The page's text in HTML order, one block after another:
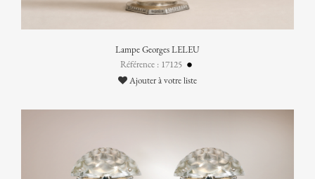
Lampe Georges LELEU
Référence : 17125
Ajouter à votre liste